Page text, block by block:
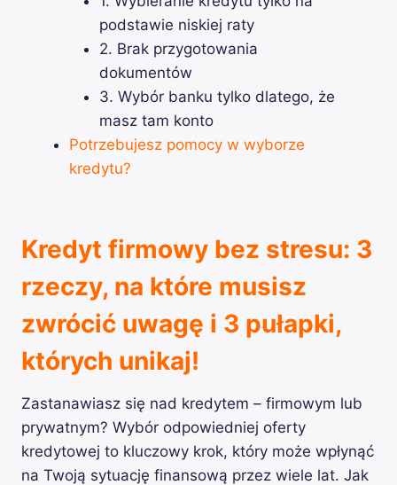
podstawie niskiej raty
2. Brak przygotowania
dokumentów
3. Wybór banku tylko dlatego, że
masz tam konto
Potrzebujesz pomocy w wyborze
kredytu?
Kredyt firmowy bez stresu: 3
rzeczy, na które musisz
zwrócić uwagę i 3 pułapki,
których unikaj!
Zastanawiasz się nad kredytem – firmowym lub
prywatnym? Wybór odpowiedniej oferty
kredytowej to kluczowy krok, który może wpłynąć
na Twoją sytuację finansową przez wiele lat. Jak